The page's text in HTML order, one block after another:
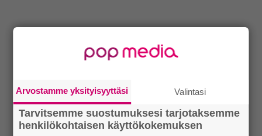
Arvostamme yksityisyyttäsi Valintasi
Tarvitsemme suostumuksesi tarjotaksemme
henkilökohtaisen käyttökokemuksen